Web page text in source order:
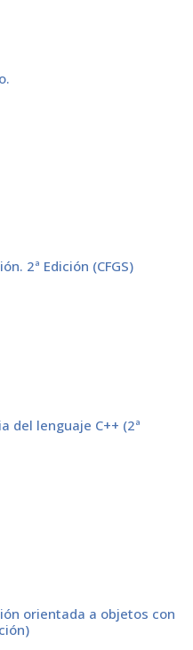
2ª Edición (CFGS)
del lenguaje C++ (2ª
orientada a objetos con